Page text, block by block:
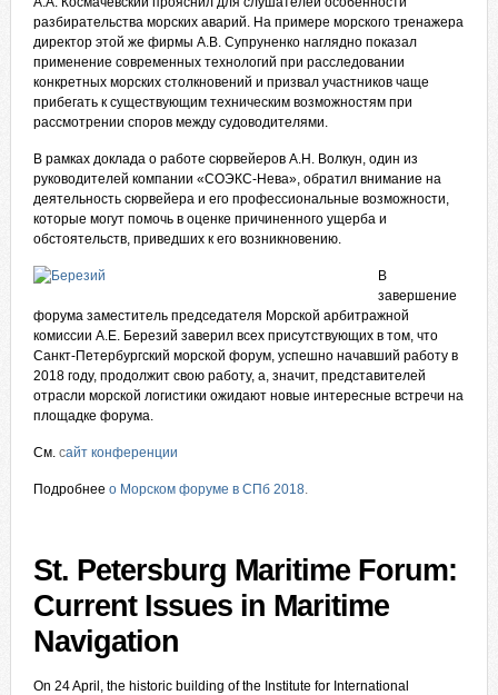
разбирательства морских аварий. На примере морского тренажера
директор этой же фирмы А.В. Супруненко наглядно показал
применение современных технологий при расследовании
конкретных морских столкновений и призвал участников чаще
прибегать к существующим техническим возможностям при
рассмотрении споров между судоводителями.
В рамках доклада о работе сюрвейеров А.Н. Волкун, один из
руководителей компании «СОЭКС-Нева», обратил внимание на
деятельность сюрвейера и его профессиональные возможности,
которые могут помочь в оценке причиненного ущерба и
обстоятельств, приведших к его возникновению.
В
завершение
форума заместитель председателя Морской арбитражной
комиссии А.Е. Березий заверил всех присутствующих в том, что
Санкт-Петербургский морской форум, успешно начавший работу в
2018 году, продолжит свою работу, а, значит, представителей
отрасли морской логистики ожидают новые интересные встречи на
площадке форума.
См. сайт конференции
Подробнее о Морском форуме в СПб 2018.
St. Petersburg Maritime Forum:
Current Issues in Maritime
Navigation
On 24 April, the historic building of the Institute for International